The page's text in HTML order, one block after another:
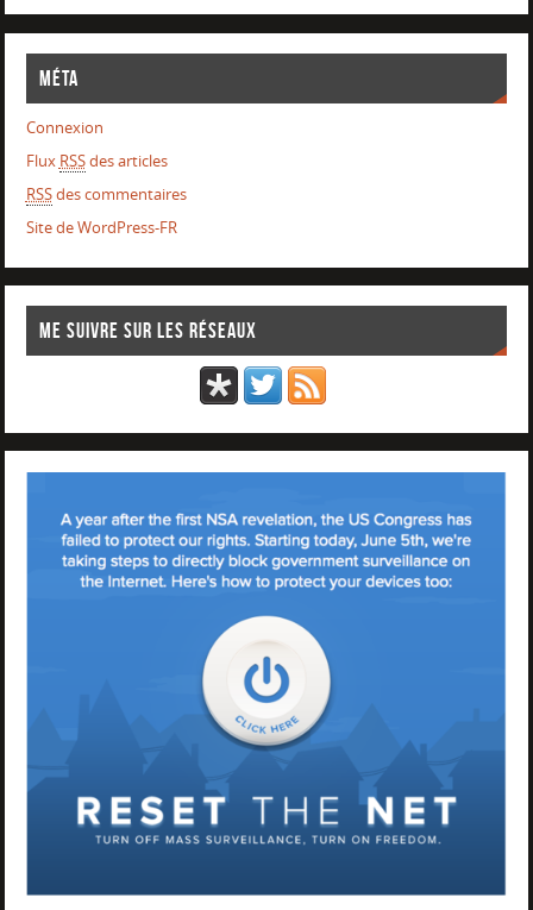
Méta
Connexion
Flux RSSdes articles
RSSdes commentaires
Site de WordPress-FR
Me suivre sur les réseaux